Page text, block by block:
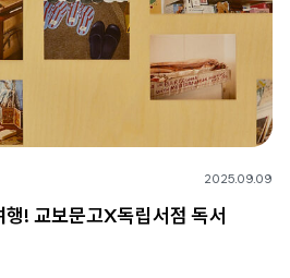
2025.09.09
! 교보문고X독립서점 독서